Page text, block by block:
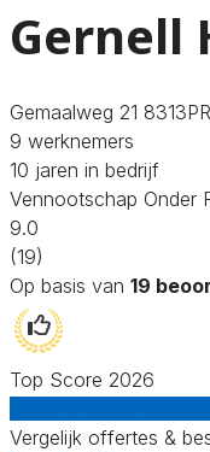
Gernell
Gemaalweg 21
9 werknemers
10 jaren in bedrijf
Vennootschap Onder
9.0
(19)
Op basis van 19
Top Score 2026
Vergelijk offertes &